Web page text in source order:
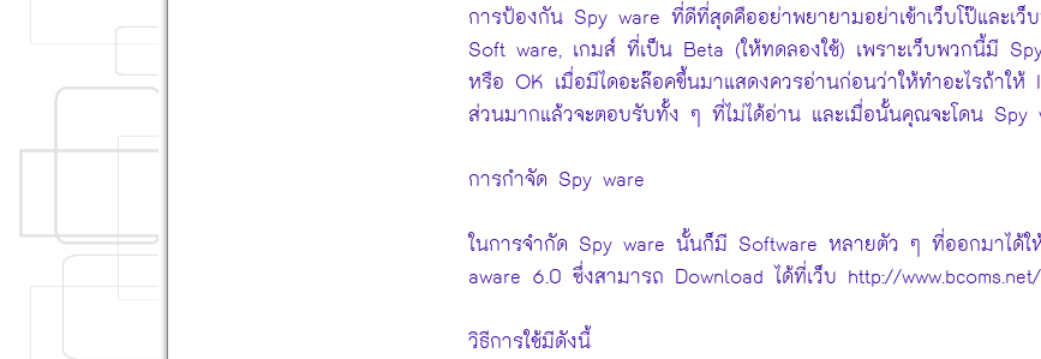
การป้องกัน Spy ware ที่ดีที่สุดคืออย่าพยายามอย่าเข้าเว็บโป๊และ
Soft ware, เกมส์ ที่เป็น Beta (ให้ทดลองใช้) เพราะเว็บพวกนี้มี
หรือ OK เมื่อมีไดอะล๊อคขึ้นมาแสดงควรอ่านก่อนว่าให้ทำอะไรถ้าให้
ส่วนมากแล้วจะตอบรับทั้ง ๆ ที่ไม่ได้อ่าน และเมื่อนั้นคุณจะโดน Spy
การกำจัด Spy ware
ในการจำกัด Spy ware นั้นก็มี Software หลายตัว ๆ ที่ออกมาได้ใ
aware 6.0 ซึ่งสามารถ Download ได้ที่เว็บ http://
วิธีการใช้มีดังนี้